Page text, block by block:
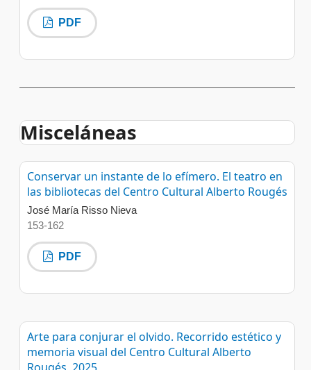
PDF
Misceláneas
Conservar un instante de lo efímero. El teatro en
las bibliotecas del Centro Cultural Alberto Rougés
José María Risso Nieva
153-162
PDF
Arte para conjurar el olvido. Recorrido estético y
memoria visual del Centro Cultural Alberto